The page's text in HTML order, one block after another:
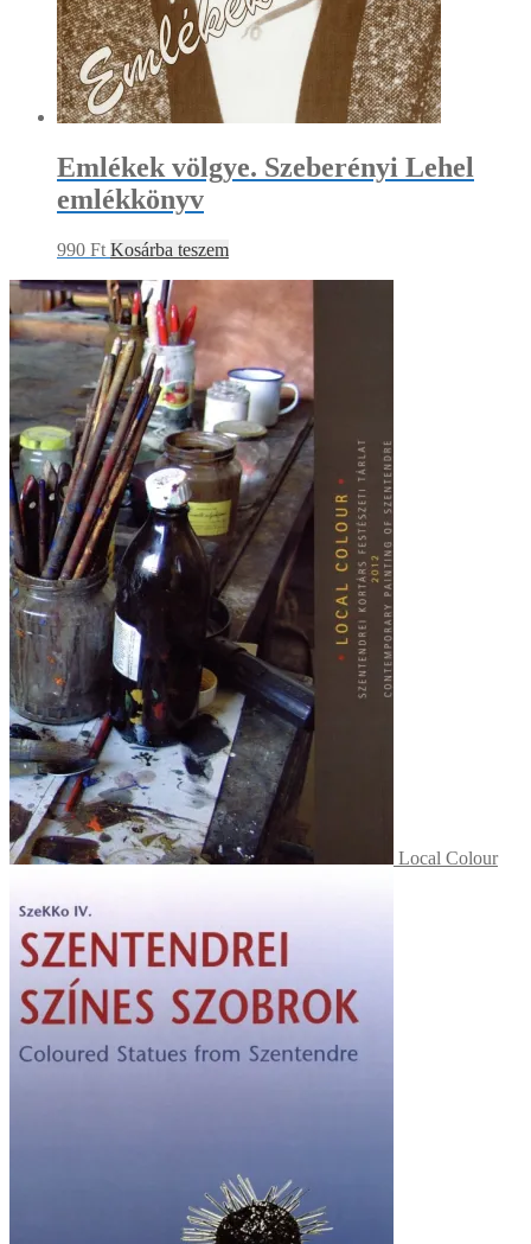
Emlékek völgye. Szeberényi Lehel
emlékkönyv
990 Ft Kosárba teszem
Local Colour